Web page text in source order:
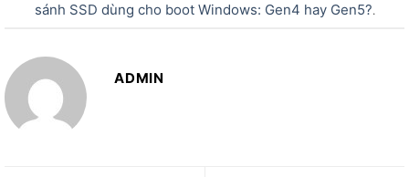
sánh SSD dùng cho boot Windows: Gen4 hay Gen5?.
ADMIN